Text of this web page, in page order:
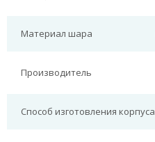
Материал шара
Производитель
Способ изготовления корпуса